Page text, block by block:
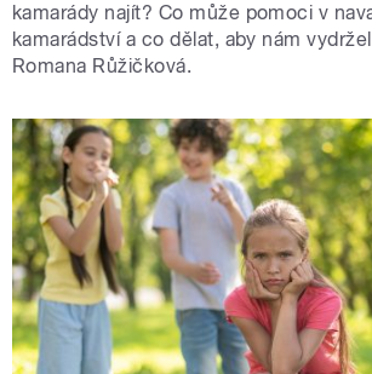
kamarády najít? Co může pomoci v
kamarádství a co dělat, aby nám
Romana Růžičková.